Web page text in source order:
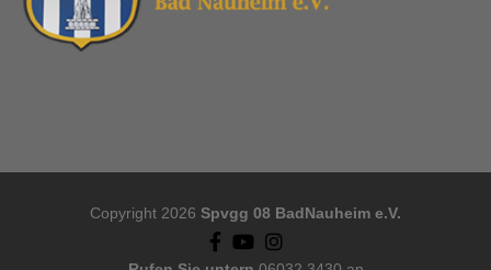
Copyright 2026 Spvgg 08 BadNauheim e.V.